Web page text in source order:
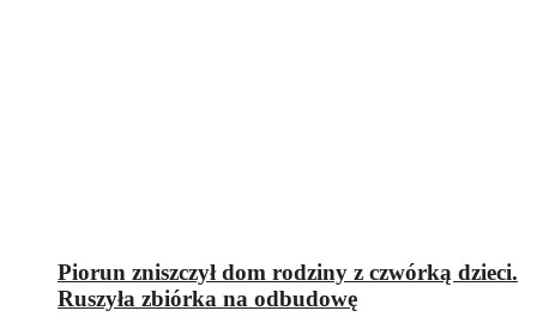
Piorun zniszczył dom rodziny z czwórką dzieci.
Ruszyła zbiórka na odbudowę